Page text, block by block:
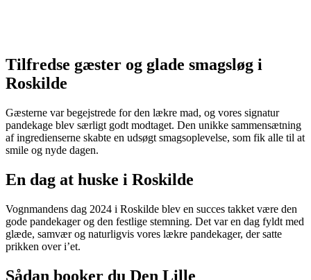
Tilfredse gæster og glade smagsløg i
Roskilde
Gæsterne var begejstrede for den lækre mad, og vores signatur
pandekage blev særligt godt modtaget. Den unikke sammensætning
af ingredienserne skabte en udsøgt smagsoplevelse, som fik alle til at
smile og nyde dagen.
En dag at huske i Roskilde
Vognmandens dag 2024 i Roskilde blev en succes takket være den
gode pandekager og den festlige stemning. Det var en dag fyldt med
glæde, samvær og naturligvis vores lækre pandekager, der satte
prikken over i’et.
Sådan booker du Den Lille